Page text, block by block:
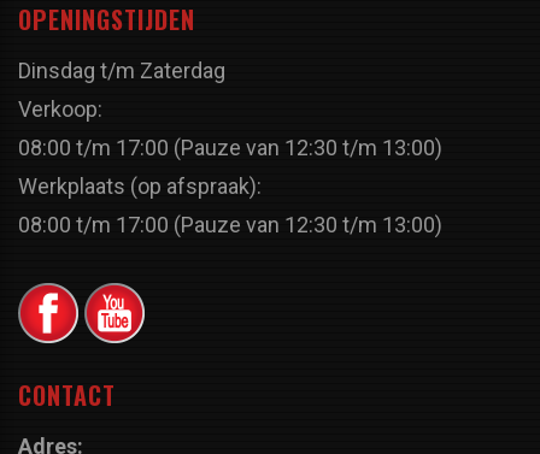
OPENINGSTIJDEN
Dinsdag t/m Zaterdag
Verkoop:
08:00 t/m 17:00 (Pauze van 12:30 t/m 13:00)
Werkplaats (op afspraak):
08:00 t/m 17:00 (Pauze van 12:30 t/m 13:00)
CONTACT
Adres: